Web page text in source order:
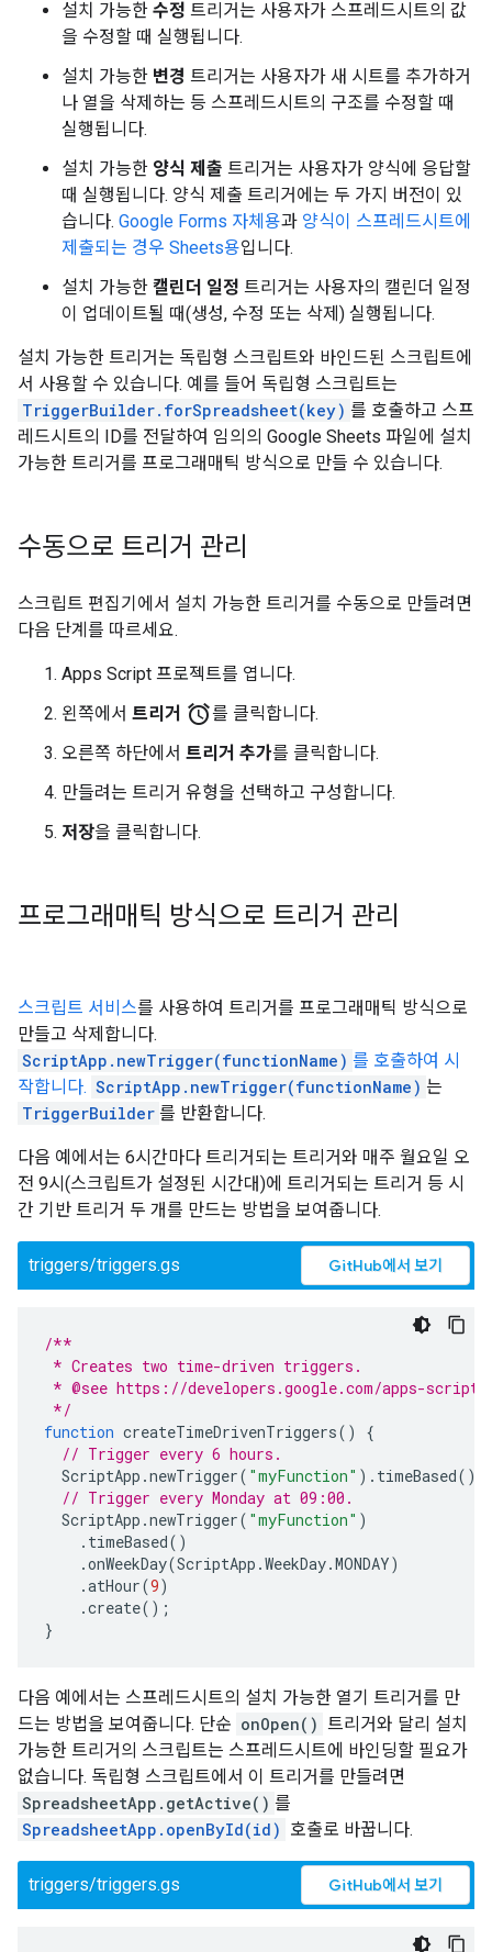
설치 가능한 수정 트리거는 사용자가 스프레드시트의 값
을 수정할 때 실행됩니다.
설치 가능한 변경 트리거는 사용자가 새 시트를 추가하거
나 열을 삭제하는 등 스프레드시트의 구조를 수정할 때
실행됩니다.
설치 가능한 양식 제출 트리거는 사용자가 양식에 응답할
때 실행됩니다. 양식 제출 트리거에는 두 가지 버전이 있
습니다. Google Forms 자체용과 양식이 스프레드시트에
제출되는 경우 Sheets용입니다.
설치 가능한 캘린더 일정 트리거는 사용자의 캘린더 일정
이 업데이트될 때(생성, 수정 또는 삭제) 실행됩니다.
설치 가능한 트리거는 독립형 스크립트와 바인드된 스크립트에
서 사용할 수 있습니다. 예를 들어 독립형 스크립트는
TriggerBuilder.forSpreadsheet(key) 를 호출하고 스프
레드시트의 ID를 전달하여 임의의 Google Sheets 파일에 설치
가능한 트리거를 프로그래매틱 방식으로 만들 수 있습니다.
수동으로 트리거 관리
스크립트 편집기에서 설치 가능한 트리거를 수동으로 만들려면
다음 단계를 따르세요.
Apps Script 프로젝트를 엽니다.
왼쪽에서 트리거 alarm를 클릭합니다.
오른쪽 하단에서 트리거 추가를 클릭합니다.
만들려는 트리거 유형을 선택하고 구성합니다.
저장을 클릭합니다.
프로그래매틱 방식으로 트리거 관리
스크립트 서비스를 사용하여 트리거를 프로그래매틱 방식으로
만들고 삭제합니다.
ScriptApp.newTrigger(functionName) 를 호출하여 시
작합니다. ScriptApp.newTrigger(functionName) 는
TriggerBuilder 를 반환합니다.
다음 예에서는 6시간마다 트리거되는 트리거와 매주 월요일 오
전 9시(스크립트가 설정된 시간대)에 트리거되는 트리거 등 시
간 기반 트리거 두 개를 만드는 방법을 보여줍니다.
triggers/triggers.gs GitHub에서 보기
/**
* Creates two time-driven triggers.
* @see https://developers.google.com/apps-
*/
function createTimeDrivenTriggers()
{
// Trigger every 6 hours.
ScriptApp .newTrigger( "myFunction" ). timeBased().
// Trigger every Monday at 09:00.
ScriptApp .newTrigger( "myFunction" )
. timeBased()
.onWeekDay(ScriptApp .WeekDay.MONDAY)
.atHour(9)
.create();
}
다음 예에서는 스프레드시트의 설치 가능한 열기 트리거를 만
드는 방법을 보여줍니다. 단순 onOpen() 트리거와 달리 설치
가능한 트리거의 스크립트는 스프레드시트에 바인딩할 필요가
없습니다. 독립형 스크립트에서 이 트리거를 만들려면
SpreadsheetApp.getActive() 를
SpreadsheetApp.openById(id) 호출로 바꿉니다.
triggers/triggers.gs GitHub에서 보기